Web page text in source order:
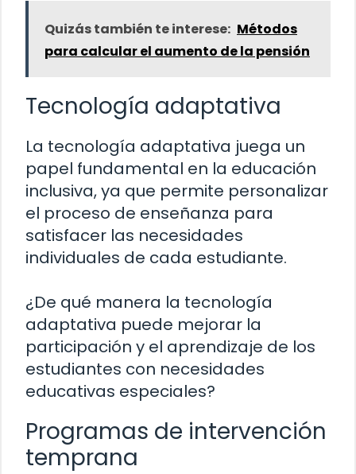
Quizás también te interese: Métodos
para calcular el aumento de la pensión
Tecnología adaptativa
La tecnología adaptativa juega un
papel fundamental en la educación
inclusiva, ya que permite personalizar
el proceso de enseñanza para
satisfacer las necesidades
individuales de cada estudiante.
¿De qué manera la tecnología
adaptativa puede mejorar la
participación y el aprendizaje de los
estudiantes con necesidades
educativas especiales?
Programas de intervención
temprana